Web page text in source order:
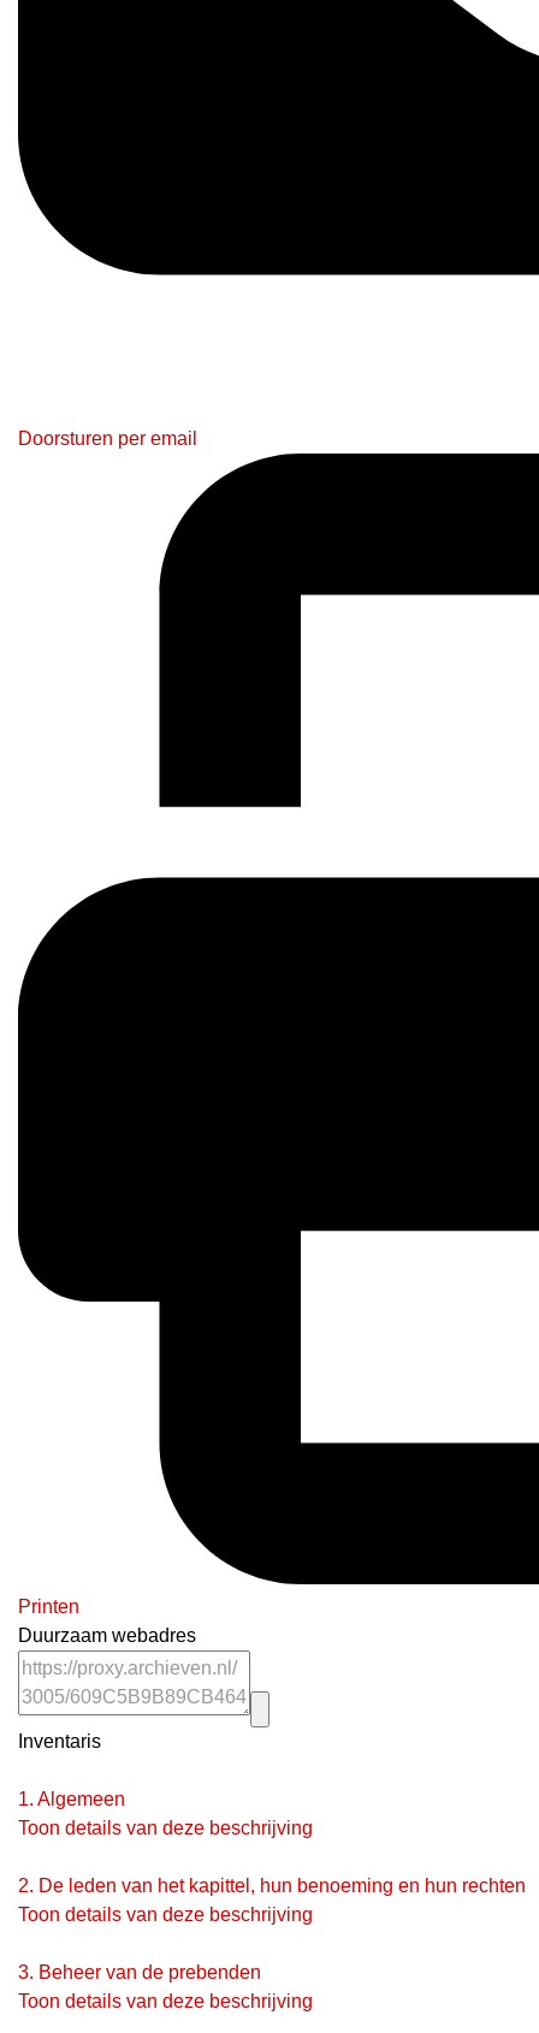
Doorsturen per email
Printen
Duurzaam webadres
Inventaris
1. Algemeen
Toon details van deze beschrijving
2. De leden van het kapittel, hun benoeming en hun rechten
Toon details van deze beschrijving
3. Beheer van de prebenden
Toon details van deze beschrijving